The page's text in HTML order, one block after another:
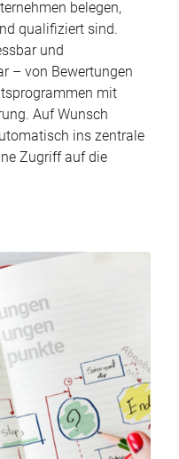
belegen,
qualifiziert sind.
und
– von Bewertungen
mit
Auf Wunsch
ins zentrale
Zugriff auf die